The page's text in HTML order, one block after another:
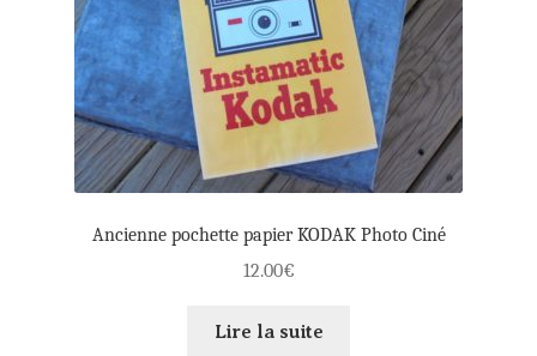
Ancienne pochette papier KODAK Photo Ciné
12.00€
Lire la suite